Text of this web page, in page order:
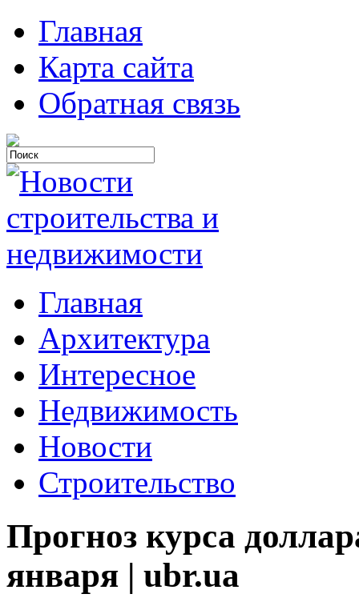
Главная
Карта сайта
Обратная связь
Главная
Архитектура
Интересное
Недвижимость
Новости
Строительство
Прогноз курса
января | ubr.ua